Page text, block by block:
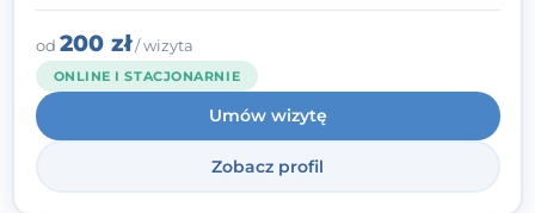
Gliwicach oraz online, po polsku i po
angielsku.
od 200 zł/ wizyta
ONLINE I STACJONARNIE
Umów wizytę
Zobacz profil